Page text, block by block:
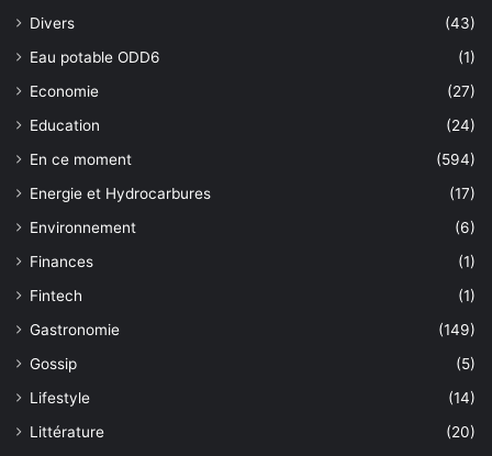
Divers
(43)
Eau potable ODD6
(1)
Economie
(27)
Education
(24)
En ce moment
(594)
Energie et Hydrocarbures
(17)
Environnement
(6)
Finances
(1)
Fintech
(1)
Gastronomie
(149)
Gossip
(5)
Lifestyle
(14)
Littérature
(20)